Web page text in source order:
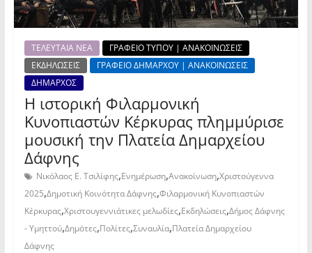
ΤΕΛΕΥΤΑΙΑ ΝΕΑ
ΓΡΑΦΕΙΟ ΤΥΠΟΥ | ΑΝΑΚΟΙΝΩΣΕΙΣ
ΕΚΔΗΛΩΣΕΙΣ
ΓΡΑΦΕΙΟ ΔΗΜΑΡΧΟΥ | ΑΝΑΚΟΙΝΩΣΕΙΣ
ΔΗΜΑΡΧΟΣ
Η ιστορική Φιλαρμονική
Κυνοπιαστών Κέρκυρας πλημμύρισε
μουσική την Πλατεία Δημαρχείου
Δάφνης
Νικόλαος Ε. Τσιλίφης,Ενημέρωση,Ανακοίνωση,Χριστούγεννα
2025,Δημοτική Κοινότητα Δάφνης,Φιλαρμονική Κυνοπιαστών
Κέρκυρας,Χριστουγεννιάτικες μελωδίες,Εκδηλώσεις,Δήμος Δάφνης
- Υμηττού,Δημότες,Πολίτες,Συναυλία,Πλατεία Δημαρχείου
Δάφνης